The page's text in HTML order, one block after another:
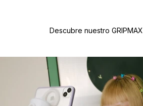
Descubre nuestro GRIPMAX